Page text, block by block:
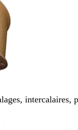
intercalaires,